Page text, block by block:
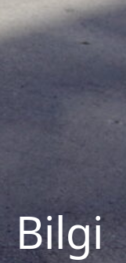
Bilgi